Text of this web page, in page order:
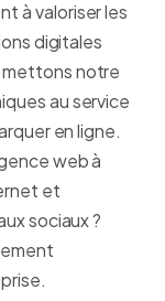
à valoriser les
digitales
mettons notre
au service
en ligne.
web à
et
sociaux ?